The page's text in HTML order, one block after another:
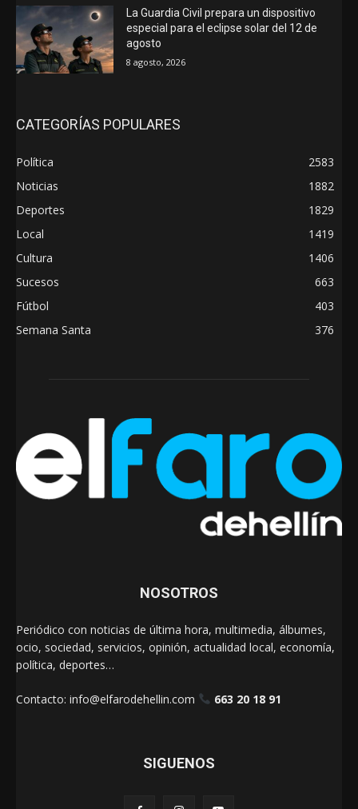
La Guardia Civil prepara un dispositivo
especial para el eclipse solar del 12 de
agosto
8 agosto, 2026
CATEGORÍAS POPULARES
Política
2583
Noticias
1882
Deportes
1829
Local
1419
Cultura
1406
Sucesos
663
Fútbol
403
Semana Santa
376
NOSOTROS
Periódico con noticias de última hora, multimedia, álbumes,
ocio, sociedad, servicios, opinión, actualidad local, economía,
política, deportes…
Contacto: info@elfarodehellin.com 663 20 18 91
SIGUENOS